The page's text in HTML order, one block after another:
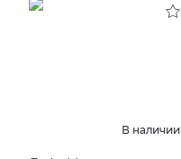
В наличии